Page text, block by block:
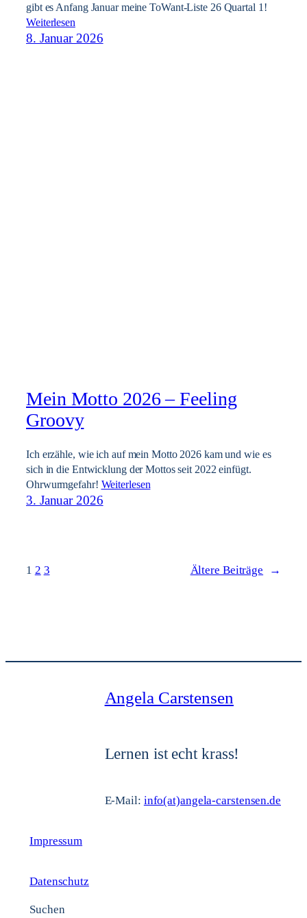
gibt es Anfang Januar meine ToWant-Liste 26 Quartal 1!
Weiterlesen
8. Januar 2026
Mein Motto 2026 – Feeling
Groovy
Ich erzähle, wie ich auf mein Motto 2026 kam und wie es
sich in die Entwicklung der Mottos seit 2022 einfügt.
Ohrwurmgefahr! Weiterlesen
3. Januar 2026
1 2 3 Ältere Beiträge →
Angela Carstensen
Lernen ist echt krass!
E-Mail: info(at)angela-carstensen.de
Impressum
Datenschutz
Suchen